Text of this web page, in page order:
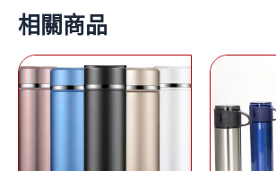
相關商品